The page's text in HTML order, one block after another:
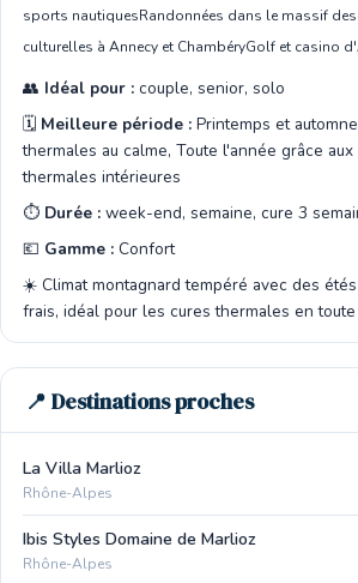
sports nautiquesRandonnées dans le massif
culturelles à Annecy et ChambéryGolf et casino
👥 Idéal pour : couple, senior, solo
🗓️ Meilleure période : Printemps et
thermales au calme, Toute l'année grâce
thermales intérieures
⏱️ Durée : week-end, semaine, cure 3
💶 Gamme : Confort
☀️ Climat montagnard tempéré avec des
frais, idéal pour les cures thermales en toute
📍 Destinations proches
La Villa Marlioz
Rhône-Alpes
Ibis Styles Domaine de Marlioz
Rhône-Alpes